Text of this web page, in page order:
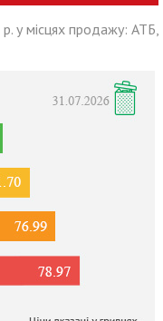
у місцях продажу: АТБ,